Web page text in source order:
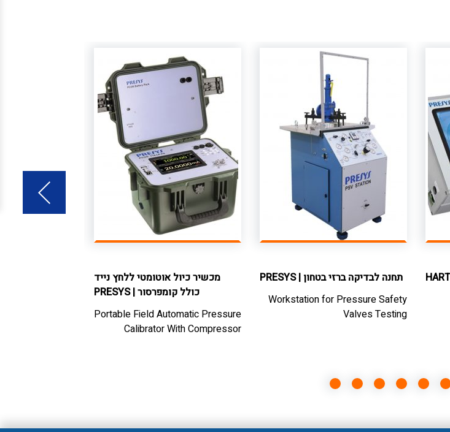
תחנה לבדיקה ברזי בטחון |
PRESYS
Workstation for Pressure Safety
Valves Testing
מכשיר כיול אוטומטי ללחץ נייד
כולל קומפרסור|
PRESYS
Portable Field Automatic Pressure
Calibrator With Compressor